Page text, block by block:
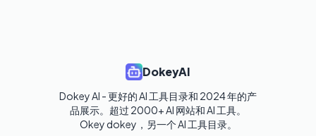
DokeyAI
Dokey AI - 更好的 AI 工具目录和 2024 年的产
品展示。超过 2000+ AI 网站和 AI 工具。
Okey dokey，另一个 AI 工具目录。